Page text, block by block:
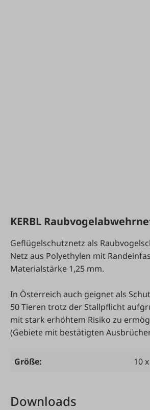
KERBL
Geflügelschutznetz als
Netz aus Polyethylen mit
Materialstärke 1,25 mm.
In Österreich auch geignet als
50 Tieren trotz der Stallpflicht
mit stark erhöhtem Risiko zu
(Gebiete mit bestätigten
Größe: 10
Downloads